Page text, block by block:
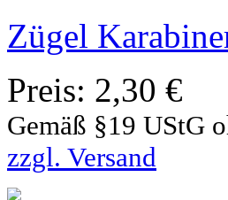
Zügel
Preis: 2,30 €
Gemäß §19 UStG
zzgl. Versand